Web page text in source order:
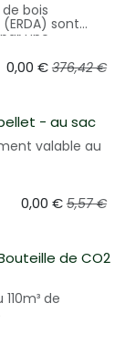
bois
sont
une
ancrée
dans sa
la sous-
urbains. En
les bûches de
ERDA, vous
une réalité
résineux)
la fabrication
de 200
de Marloie.
0,00 € 376,42€
- au sac
valable au
0,00 € 5,57€
de CO2
de